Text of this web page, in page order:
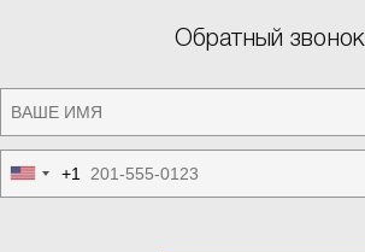
Обратный звонок
United
States
+1